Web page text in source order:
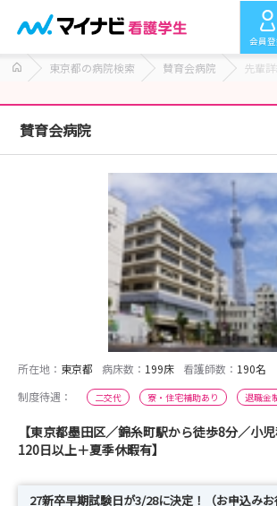
会員
東京都の病院検索 賛育会病院 先輩
賛育会病院
所在地： 東京都 病床数： 199床 看護師数： 190名
制度待遇：
二交代 寮・住宅補助あり 退職金
【東京都墨田区／錦糸町駅から徒歩8分／小
120日以上＋夏季休暇有】
27新卒早期試験日が3/28に決定！（お申込み